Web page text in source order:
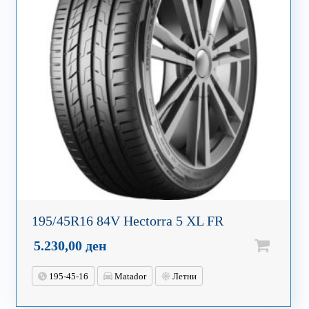
195/45R16 84V Hectorra 5 XL FR
5.230,00ден
195-45-16 Matador Летни